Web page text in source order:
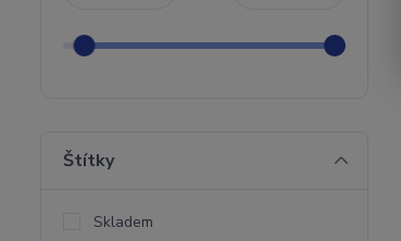
Štítky
Skladem